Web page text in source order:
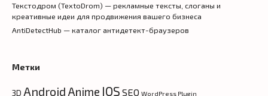
Текстодром (TextoDrom) — рекламные тексты, слоганы и
креативные идеи для продвижения вашего бизнеса
AntiDetectHub — каталог антидетект-браузеров
Метки
3D Android Anime IOS SEO WordPress Plugin